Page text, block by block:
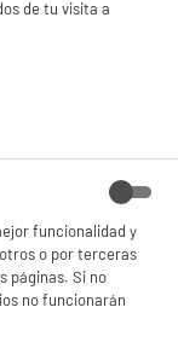
oponerte a su uso
de tu visita a
funcionalidad y
o por terceras
páginas. Si no
no funcionarán